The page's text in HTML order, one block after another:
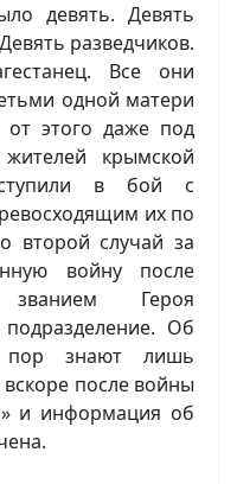
девять. Девять
разведчиков.
Все они
одной матери
этого даже под
крымской
в бой с
их по
второй случай за
войну после
Героя
Об
знают лишь
после войны
и информация об